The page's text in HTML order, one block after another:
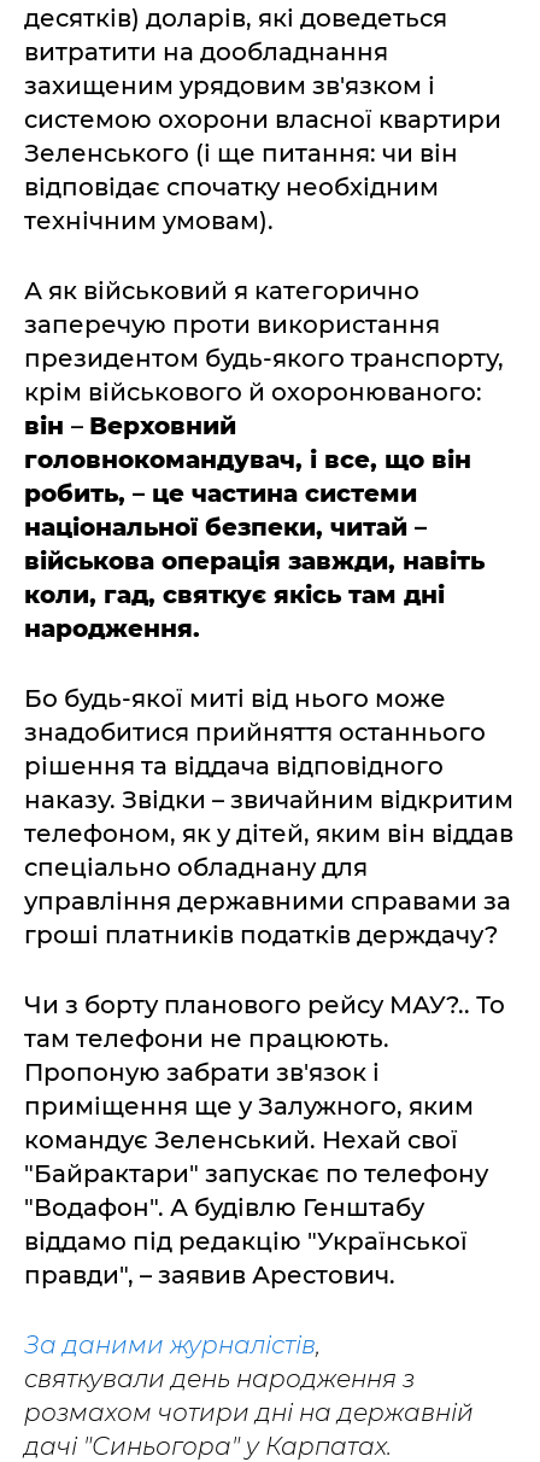
десятків) доларів, які доведеться
витратити на дообладнання
захищеним урядовим зв'язком і
системою охорони власної квартири
Зеленського (і ще питання: чи він
відповідає спочатку необхідним
технічним умовам).
А як військовий я категорично
заперечую проти використання
президентом будь-якого транспорту,
крім військового й охоронюваного:
він – Верховний
головнокомандувач, і все, що він
робить, – це частина системи
національної безпеки, читай –
військова операція завжди, навіть
коли, гад, святкує якісь там дні
народження.
Бо будь-якої миті від нього може
знадобитися прийняття останнього
рішення та віддача відповідного
наказу. Звідки – звичайним відкритим
телефоном, як у дітей, яким він віддав
спеціально обладнану для
управління державними справами за
гроші платників податків держдачу?
Чи з борту планового рейсу МАУ?.. То
там телефони не працюють.
Пропоную забрати зв'язок і
приміщення ще у Залужного, яким
командує Зеленський. Нехай свої
"Байрактари" запускає по телефону
"Водафон". А будівлю Генштабу
віддамо під редакцію "Української
правди", – заявив Арестович.
За даними журналістів,
святкували день народження з
розмахом чотири дні на державній
дачі "Синьогора" у Карпатах.